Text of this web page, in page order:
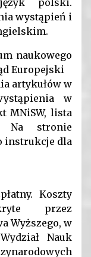
wystąpień i
naukowego
Europejski
artykułów w
w
MNiSW, lista
Na stronie
instrukcje dla
Koszty
przez
Wyższego, w
Nauk